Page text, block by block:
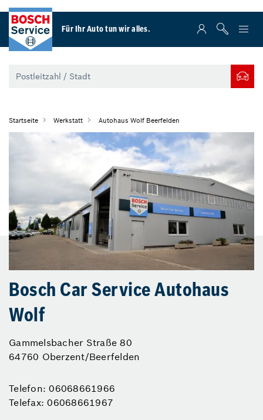
Für Ihr Auto tun wir alles.
Startseite Werkstatt Autohaus Wolf Beerfelden
Bosch Car Service Autohaus
Wolf
Gammelsbacher Straße 80
64760 Oberzent/Beerfelden
Telefon: 06068661966
Telefax: 06068661967